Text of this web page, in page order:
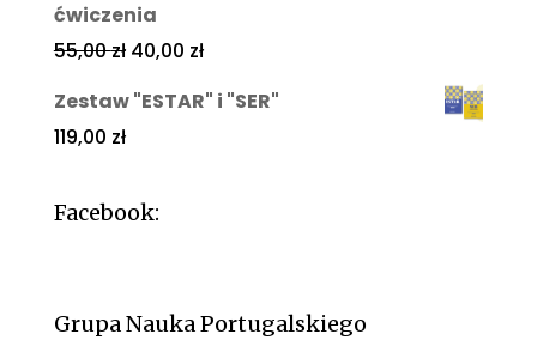
ćwiczenia
55,00zł 40,00 zł
Zestaw "ESTAR" i "SER"
119,00 zł
Facebook:
Grupa Nauka Portugalskiego